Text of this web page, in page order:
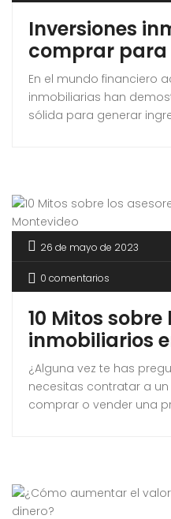
Inversiones
comprar para
En el mundo financiero
inmobiliarias han
sólida para generar
26 de mayo de 2023
0 comentarios
10 Mitos sobre
inmobiliarios
¿Alguna vez te has
necesitas contratar a
comprar o vender una